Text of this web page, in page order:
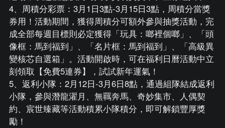
4、周積分彩票：3月1日3點-3月15日3點，周積分當獎
券用！活動期間，獲得周積分可額外參與抽獎活動，完
成全部每週目標則必定獲得「玩具：啷裡個啷」、「頭
像框：馬到福到」、「名片框：馬到福到」、「高級異
變核芯自選箱」。活動開啟時，可在福利日曆活動中立
刻領取【免費5連券】，試試新年運氣！
5、返利小隊：2月12日-3月6日8點，通過組隊結成返利
小隊，參與潛龍濯月、無羈奔馬、奇妙集市、人偶契
約、宸世臻藏等活動積累小隊積分，即可解鎖豐厚獎
勵！